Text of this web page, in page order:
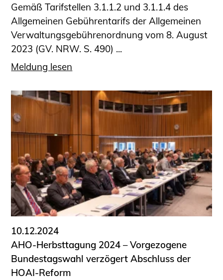
Kontakt und Anfahrt
Impressum
Datenschutz
Ingenieurakademie West
Gemäß Tarifstellen 3.1.1.2 und 3.1.1.4 des
Allgemeinen Gebührentarifs der Allgemeinen
Verwaltungsgebührenordnung vom 8. August
2023 (GV. NRW. S. 490) ...
Meldung lesen
10.12.2024
AHO-Herbsttagung 2024 – Vorgezogene
Bundestagswahl verzögert Abschluss der
HOAI-Reform